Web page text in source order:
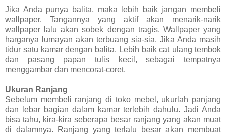
Jika Anda punya balita, maka lebih baik jangan membeli
wallpaper. Tangannya yang aktif akan menarik-narik
wallpaper lalu akan sobek dengan tragis. Wallpaper yang
harganya lumayan akan terbuang sia-sia. Jika Anda masih
tidur satu kamar dengan balita. Lebih baik cat ulang tembok
dan pasang papan tulis kecil, sebagai tempatnya
menggambar dan mencorat-coret.
Ukuran Ranjang
Sebelum membeli ranjang di toko mebel, ukurlah panjang
dan lebar bagian dalam kamar terlebih dahulu. Jadi Anda
bisa tahu, kira-kira seberapa besar ranjang yang akan muat
di dalamnya. Ranjang yang terlalu besar akan membuat